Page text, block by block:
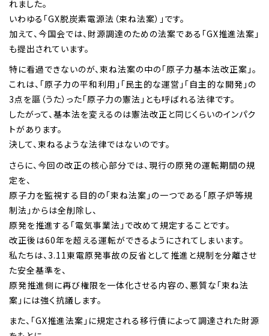
れました。
いわゆる「GX脱炭素電源法（束ね法案）」です。
加えて、今国会では、財源調達のための法案である「GX推進法案」
も提出されています。
特に看過できないのが、束ね法案の中の「原子力基本法改正案」。
これは、「原子力の平和利用」「民主的な運営」「自主的な開発」の
3点を謳（うた）った「原子力の憲法」とも呼ばれる法律です。
したがって、基本法を変えるのは憲法改正と同じくらいのインパク
トがあります。
決して、束ねるような法律ではないのです。
さらに、今回の改正の核心部分では、現行の原発の運転期間の規
定を、
原子力を監視する目的の「束ね法案」の一つである「原子炉等規
制法」からは全削除し、
原発を推進する「電気事業法」で改めて規定することです。
改正後は60年を超える運転ができるようにされてしまいます。
私たちは、3.11東電原発事故の反省として推進と規制を分離させ
た安全基準を、
原発推進側に再び権限を一体化させる内容の、悪質な「束ね法
案」には強く抗議します。
また、「GX推進法案」に規定される移行債によって調達された財源